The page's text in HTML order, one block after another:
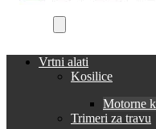
Vrtni alati
Kosilice
Motorne
Trimeri za travu